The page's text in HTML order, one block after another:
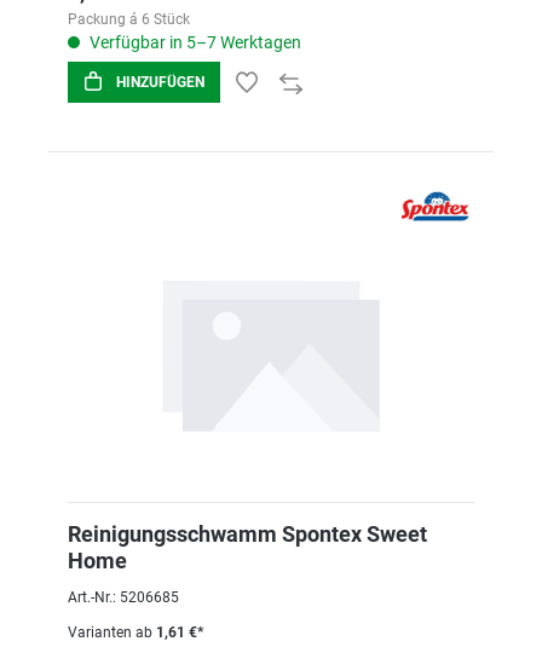
Packung á 6 Stück
Verfügbar in 5–7 Werktagen
HINZUFÜGEN
Reinigungsschwamm Spontex Sweet
Home
Art.-Nr.: 5206685
Varianten ab 1,61 €*